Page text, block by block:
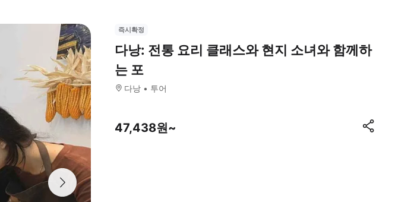
즉시확정
다낭: 전통 요리 클래스와 현지 소녀와 함께하
는 포
다낭 투어
47,438원~